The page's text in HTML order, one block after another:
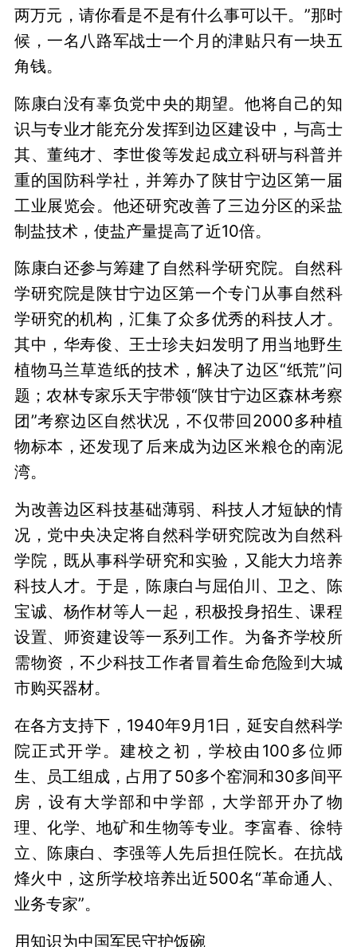
两万元，请你看是不是有什么事可以干。”那时
候，一名八路军战士一个月的津贴只有一块五
角钱。
陈康白没有辜负党中央的期望。他将自己的知
识与专业才能充分发挥到边区建设中，与高士
其、董纯才、李世俊等发起成立科研与科普并
重的国防科学社，并筹办了陕甘宁边区第一届
工业展览会。他还研究改善了三边分区的采盐
制盐技术，使盐产量提高了近10倍。
陈康白还参与筹建了自然科学研究院。自然科
学研究院是陕甘宁边区第一个专门从事自然科
学研究的机构，汇集了众多优秀的科技人才。
其中，华寿俊、王士珍夫妇发明了用当地野生
植物马兰草造纸的技术，解决了边区“纸荒”问
题；农林专家乐天宇带领“陕甘宁边区森林考察
团”考察边区自然状况，不仅带回2000多种植
物标本，还发现了后来成为边区米粮仓的南泥
湾。
为改善边区科技基础薄弱、科技人才短缺的情
况，党中央决定将自然科学研究院改为自然科
学院，既从事科学研究和实验，又能大力培养
科技人才。于是，陈康白与屈伯川、卫之、陈
宝诚、杨作材等人一起，积极投身招生、课程
设置、师资建设等一系列工作。为备齐学校所
需物资，不少科技工作者冒着生命危险到大城
市购买器材。
在各方支持下，1940年9月1日，延安自然科学
院正式开学。建校之初，学校由100多位师
生、员工组成，占用了50多个窑洞和30多间平
房，设有大学部和中学部，大学部开办了物
理、化学、地矿和生物等专业。李富春、徐特
立、陈康白、李强等人先后担任院长。在抗战
烽火中，这所学校培养出近500名“革命通人、
业务专家”。
用知识为中国军民守护饭碗